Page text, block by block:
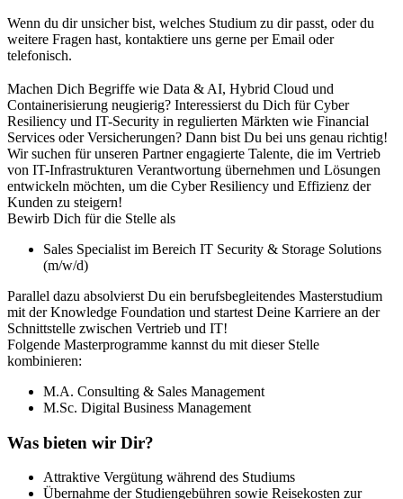
Wenn du dir unsicher bist, welches Studium zu dir passt, oder du
weitere Fragen hast, kontaktiere uns gerne per Email oder
telefonisch.
Machen Dich Begriffe wie Data & AI, Hybrid Cloud und
Containerisierung neugierig? Interessierst du Dich für Cyber
Resiliency und IT-Security in regulierten Märkten wie Financial
Services oder Versicherungen? Dann bist Du bei uns genau richtig!
Wir suchen für unseren Partner engagierte Talente, die im Vertrieb
von IT-Infrastrukturen Verantwortung übernehmen und Lösungen
entwickeln möchten, um die Cyber Resiliency und Effizienz der
Kunden zu steigern!
Bewirb Dich für die Stelle als
Sales Specialist im Bereich IT Security & Storage Solutions
(m/w/d)
Parallel dazu absolvierst Du ein berufsbegleitendes Masterstudium
mit der Knowledge Foundation und startest Deine Karriere an der
Schnittstelle zwischen Vertrieb und IT!
Folgende Masterprogramme kannst du mit dieser Stelle
kombinieren:
M.A. Consulting & Sales Management
M.Sc. Digital Business Management
Was bieten wir Dir?
Attraktive Vergütung während des Studiums
Übernahme der Studiengebühren sowie Reisekosten zur